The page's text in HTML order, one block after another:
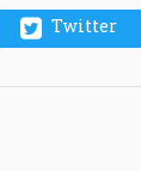
Twitter